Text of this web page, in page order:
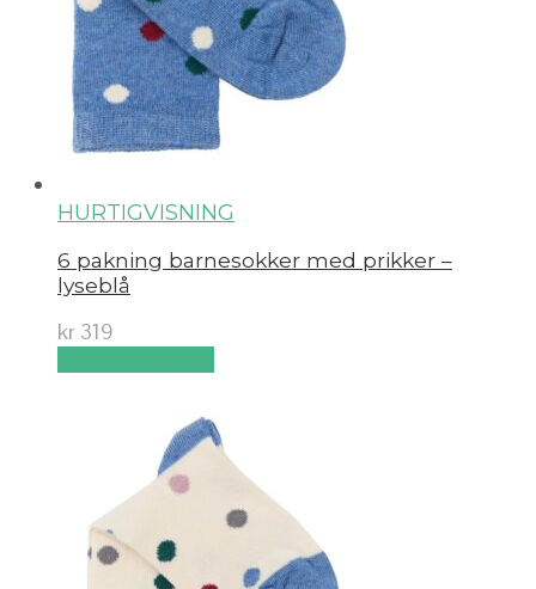
HURTIGVISNING
6 pakning barnesokker med prikker –
lyseblå
kr 319